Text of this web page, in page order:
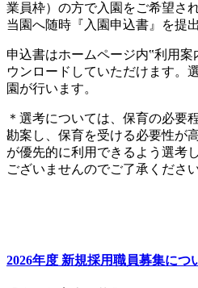
業員枠）の方で入園をご希望さ
当園へ随時『入園申込書』を提
申込書はホームページ内‟利用
ウンロードしていただけます。
園が行います。
＊選考については、保育の必要
勘案し、保育を受ける必要性が
が優先的に利用できるよう選考
ございませんのでご了承くださ
2026年度 新規採用職員募集につ